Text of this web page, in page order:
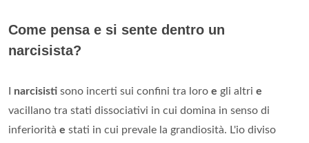
Come pensa e si sente dentro un
narcisista?
narcisisti sono incerti sui confini tra loro e gli altri e
vacillano tra stati dissociativi in cui domina in senso di
inferiorità e stati in cui prevale la grandiosità. L'io diviso